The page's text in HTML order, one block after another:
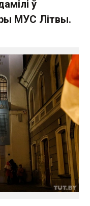
ў
МУС Літвы.